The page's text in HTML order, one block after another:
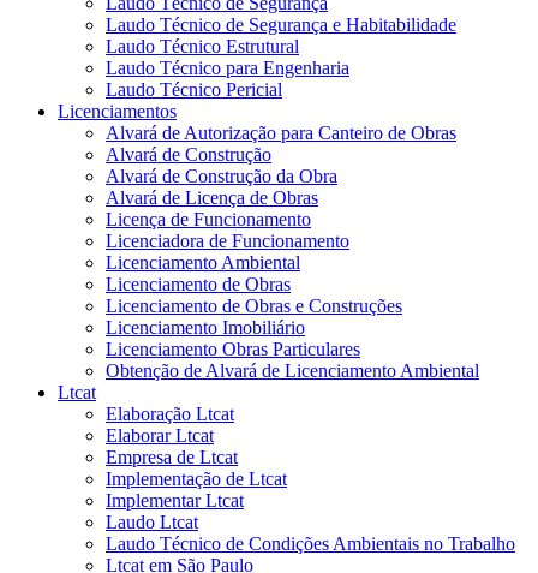
Laudo Técnico de Segurança e Habitabilidade
Laudo Técnico Estrutural
Laudo Técnico para Engenharia
Laudo Técnico Pericial
Licenciamentos
Alvará de Autorização para Canteiro de Obras
Alvará de Construção
Alvará de Construção da Obra
Alvará de Licença de Obras
Licença de Funcionamento
Licenciadora de Funcionamento
Licenciamento Ambiental
Licenciamento de Obras
Licenciamento de Obras e Construções
Licenciamento Imobiliário
Licenciamento Obras Particulares
Obtenção de Alvará de Licenciamento Ambiental
Ltcat
Elaboração Ltcat
Elaborar Ltcat
Empresa de Ltcat
Implementação de Ltcat
Implementar Ltcat
Laudo Ltcat
Laudo Técnico de Condições Ambientais no Trabalho
Ltcat em São Paulo